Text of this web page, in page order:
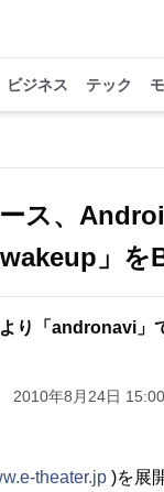
ビジネス テック
ス、
」
り「andronavi」
2010年8月24日 15:00
theater.jp )を展